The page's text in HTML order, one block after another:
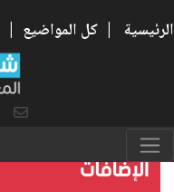
الرئيسية | كل المواضيع |